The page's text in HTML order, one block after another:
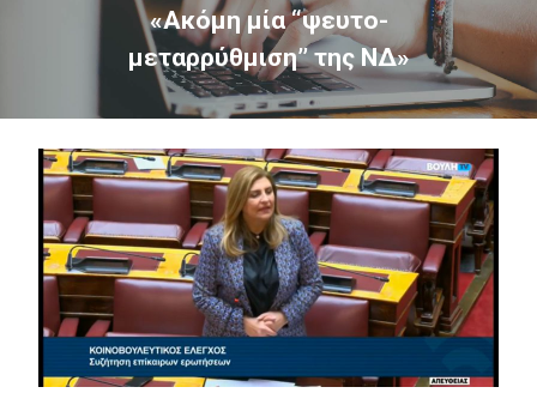
«Ακόμη μία “ψευτο-
μεταρρύθμιση’’ της ΝΔ»